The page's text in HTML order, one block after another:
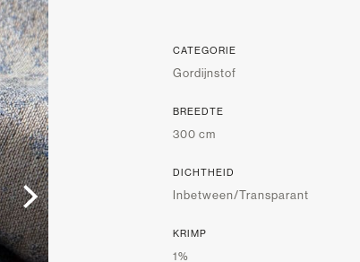
CATEGORIE
Gordijnstof
BREEDTE
300 cm
DICHTHEID
Inbetween/Transparant
KRIMP
1%